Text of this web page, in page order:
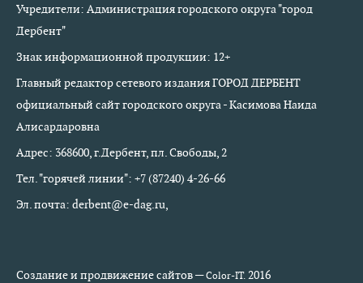
Учредители: Администрация городского округа "город
Дербент"
Знак информационной продукции: 12+
Главный редактор сетевого издания ГОРОД ДЕРБЕНТ
официальный сайт городского округа - Касимова Наида
Алисардаровна
Адрес: 368600, г.Дербент, пл. Свободы, 2
Тел. "горячей линии": +7 (87240) 4-26-66
Эл. почта: derbent@e-dag.ru,
Создание и продвижение сайтов —Color-IT.2016